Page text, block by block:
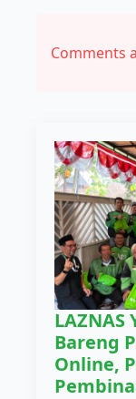
Comments
LAZNAS
Bareng
Online,